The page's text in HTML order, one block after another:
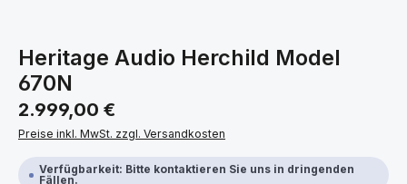
Heritage Audio Herchild Model
670N
Regulärer Preis:
2.999,00 €
Preise inkl. MwSt. zzgl. Versandkosten
Verfügbarkeit: Bitte kontaktieren Sie uns in dringenden
Fällen.